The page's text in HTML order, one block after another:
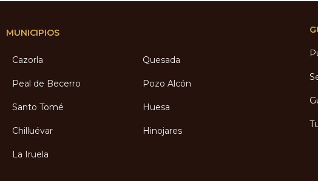
MUNICIPIOS
Cazorla
Peal de Becerro
Santo Tomé
Chilluévar
La Iruela
Quesada
Pozo Alcón
Huesa
Hinojares